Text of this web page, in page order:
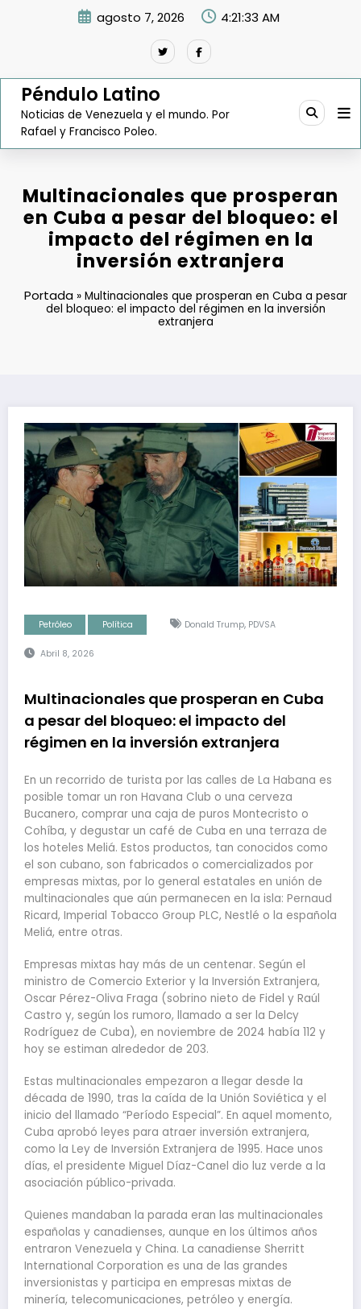
agosto 7, 2026 4:21:34 AM
Péndulo Latino
Noticias de Venezuela y el mundo. Por
Rafael y Francisco Poleo.
Multinacionales que prosperan
en Cuba a pesar del bloqueo: el
impacto del régimen en la
inversión extranjera
Portada »Multinacionales que prosperan en Cuba a pesar
del bloqueo: el impacto del régimen en la inversión
extranjera
Petróleo Política Donald Trump, PDVSA
Abril 8, 2026
Multinacionales que prosperan en Cuba
a pesar del bloqueo: el impacto del
régimen en la inversión extranjera
En un recorrido de turista por las calles de La Habana es
posible tomar un ron Havana Club o una cerveza
Bucanero, comprar una caja de puros Montecristo o
Cohíba, y degustar un café de Cuba en una terraza de
los hoteles Meliá. Estos productos, tan conocidos como
el son cubano, son fabricados o comercializados por
empresas mixtas, por lo general estatales en unión de
multinacionales que aún permanecen en la isla: Pernaud
Ricard, Imperial Tobacco Group PLC, Nestlé o la española
Meliá, entre otras.
Empresas mixtas hay más de un centenar. Según el
ministro de Comercio Exterior y la Inversión Extranjera,
Oscar Pérez-Oliva Fraga (sobrino nieto de Fidel y Raúl
Castro y, según los rumoro, llamado a ser la Delcy
Rodríguez de Cuba), en noviembre de 2024 había 112 y
hoy se estiman alrededor de 203.
Estas multinacionales empezaron a llegar desde la
década de 1990, tras la caída de la Unión Soviética y el
inicio del llamado “Período Especial”. En aquel momento,
Cuba aprobó leyes para atraer inversión extranjera,
como la Ley de Inversión Extranjera de 1995. Hace unos
días, el presidente Miguel Díaz-Canel dio luz verde a la
asociación público-privada.
Quienes mandaban la parada eran las multinacionales
españolas y canadienses, aunque en los últimos años
entraron Venezuela y China. La canadiense Sherritt
International Corporation es una de las grandes
inversionistas y participa en empresas mixtas de
minería, telecomunicaciones, petróleo y energía.